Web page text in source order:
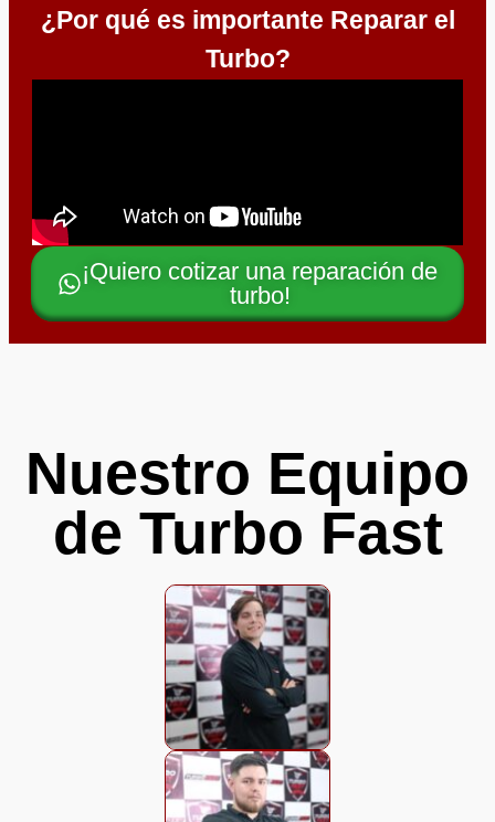
¿Por qué es importante Reparar el
Turbo?
¡Quiero cotizar una reparación de
turbo!
Nuestro Equipo
de Turbo Fast